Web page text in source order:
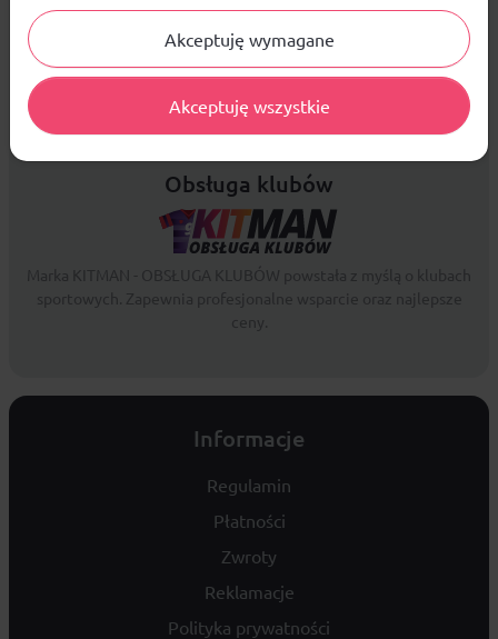
Platforma B2B zapewnia profesjonalną obsługę biznesową i
najlepsze ceny dla odbiorców hurtowych.
Obsługa klubów
Informacje
Regulamin
Płatności
Zwroty
Reklamacje
Polityka prywatności
Akceptuję wymagane
Akceptuję wszystkie